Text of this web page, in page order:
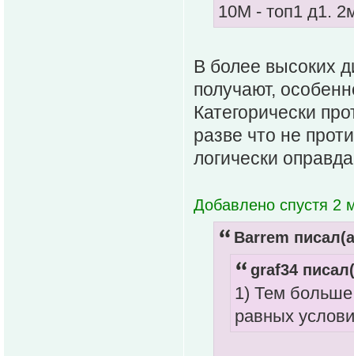
10М - топ1 д1.
В более высоких
получают,
Категорически
разве что не
логически
Добавлено спустя 2
Barrem
graf34
1) Тем больше
равных